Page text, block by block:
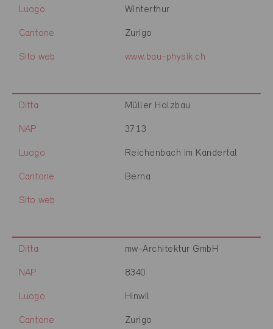
Luogo Winterthur
Cantone Zurigo
Sito web www.bau-physik.ch
Ditta Müller Holzbau
NAP 3713
Luogo Reichenbach im Kandertal
Cantone Berna
Sito web
Ditta mw-Architektur GmbH
NAP 8340
Luogo Hinwil
Cantone Zurigo